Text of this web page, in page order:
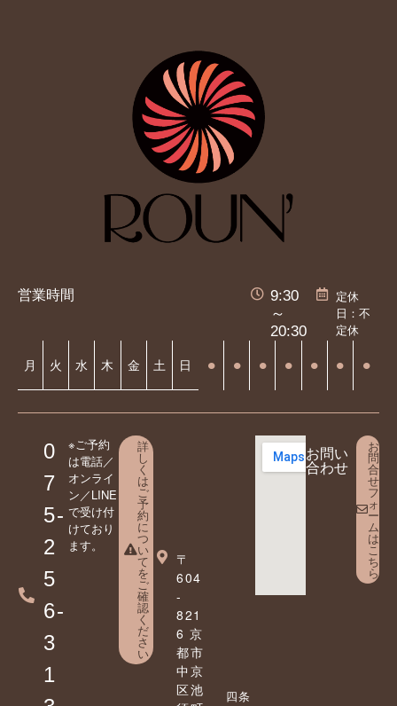
営業時間
9:30
～
20:30
定休
日：不
定休
月 火 水 木 金 土 日 ⚫︎ ⚫︎ ⚫︎ ⚫︎ ⚫︎ ⚫︎ ⚫︎
0
7
5-
2
5
6-
3
1
※ご予約
は電話／
オンライ
ン／LINE
で受け付
けており
ます。
詳
し
く
は
ご
予
約
に
つ
い
て
を
ご
確
認
く
だ
さ
い
〒
604
-
821
6 京
都市
中京
区池
四条
お問い
合わせ
お
問
合
せ
フ
ォ
ー
ム
は
こ
ち
ら